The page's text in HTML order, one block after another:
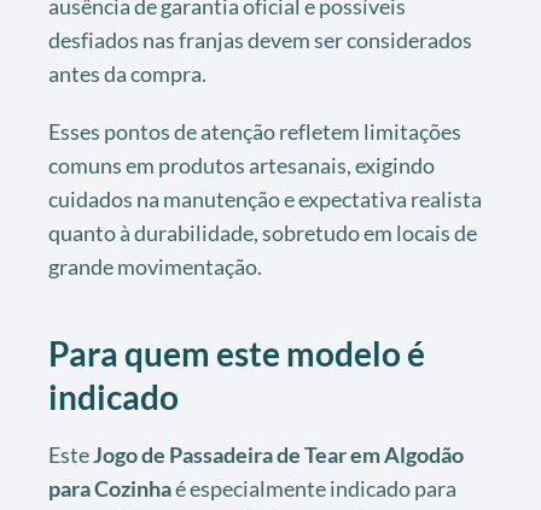
ausência de garantia oficial e possíveis
desfiados nas franjas devem ser considerados
antes da compra.
Esses pontos de atenção refletem limitações
comuns em produtos artesanais, exigindo
cuidados na manutenção e expectativa realista
quanto à durabilidade, sobretudo em locais de
grande movimentação.
Para quem este modelo é
indicado
EsteJogo de Passadeira de Tear em Algodão
para Cozinhaé especialmente indicado para